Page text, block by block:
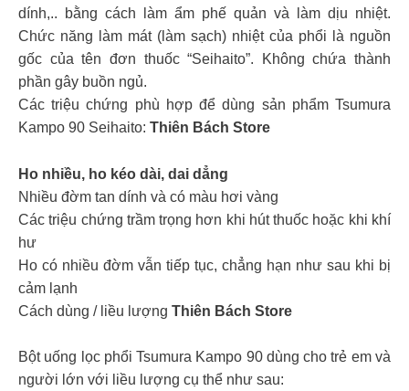
dính,.. bằng cách làm ẩm phế quản và làm dịu nhiệt.
Chức năng làm mát (làm sạch) nhiệt của phổi là nguồn
gốc của tên đơn thuốc “Seihaito”. Không chứa thành
phần gây buồn ngủ.
Các triệu chứng phù hợp để dùng sản phẩm Tsumura
Kampo 90 Seihaito: Thiên Bách Store
Ho nhiều, ho kéo dài, dai dẳng
Nhiều đờm tan dính và có màu hơi vàng
Các triệu chứng trầm trọng hơn khi hút thuốc hoặc khi khí
hư
Ho có nhiều đờm vẫn tiếp tục, chẳng hạn như sau khi bị
cảm lạnh
Cách dùng / liều lượng Thiên Bách Store
Bột uống lọc phổi Tsumura Kampo 90 dùng cho trẻ em và
người lớn với liều lượng cụ thể như sau: